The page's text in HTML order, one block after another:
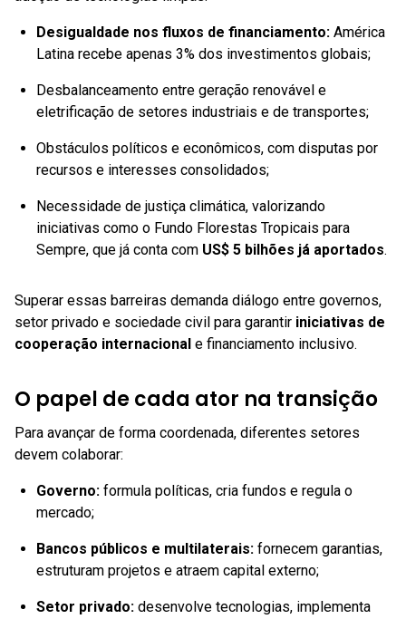
Desigualdade nos fluxos de financiamento: América
Latina recebe apenas 3% dos investimentos globais;
Desbalanceamento entre geração renovável e
eletrificação de setores industriais e de transportes;
Obstáculos políticos e econômicos, com disputas por
recursos e interesses consolidados;
Necessidade de justiça climática, valorizando
iniciativas como o Fundo Florestas Tropicais para
Sempre, que já conta com US$ 5 bilhões já aportados.
Superar essas barreiras demanda diálogo entre governos,
setor privado e sociedade civil para garantir iniciativas de
cooperação internacional e financiamento inclusivo.
O papel de cada ator na transição
Para avançar de forma coordenada, diferentes setores
devem colaborar:
Governo: formula políticas, cria fundos e regula o
mercado;
Bancos públicos e multilaterais: fornecem garantias,
estruturam projetos e atraem capital externo;
Setor privado: desenvolve tecnologias, implementa